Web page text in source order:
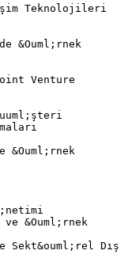
Teknolojileri
&Ouml;rnek
Venture
&Ouml;rnek
&Ouml;rnek
Sekt&ouml;rel Dış